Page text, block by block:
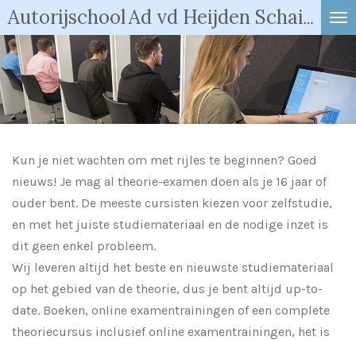
Ga
direct
naar
de
hoofdinhoud
AutorijschoolAd vd Heijden Schaijk
Kun je niet wachten om met rijles te beginnen? Goed
nieuws! Je mag al theorie-examen doen als je 16 jaar of
ouder bent. De meeste cursisten kiezen voor zelfstudie,
en met het juiste studiemateriaal en de nodige inzet is
dit geen enkel probleem.
Wij leveren altijd het beste en nieuwste studiemateriaal
op het gebied van de theorie, dus je bent altijd up-to-
date. Boeken, online examentrainingen of een complete
theoriecursus inclusief online examentrainingen, het is